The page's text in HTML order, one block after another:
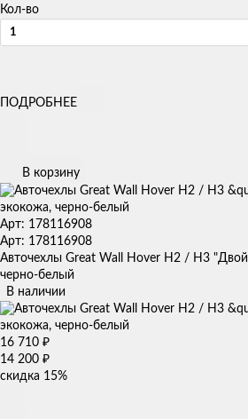
Кол-во
ПОДРОБНЕЕ
В корзину
Арт: 178116908
Арт: 178116908
Авточехлы Great Wall Hover H2 / H3
черно-белый
В наличии
16 710 ₽
14 200 ₽
скидка 15%